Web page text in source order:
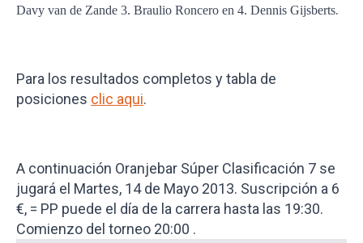
Davy van de Zande 3. Braulio Roncero en 4. Dennis Gijsberts.
Para los resultados completos y tabla de
posiciones clic aqui.
A continuación Oranjebar Súper Clasificación 7 se
jugará el Martes, 14 de Mayo 2013. Suscripción a 6
€, = PP puede el día de la carrera hasta las 19:30.
Comienzo del torneo 20:00 .